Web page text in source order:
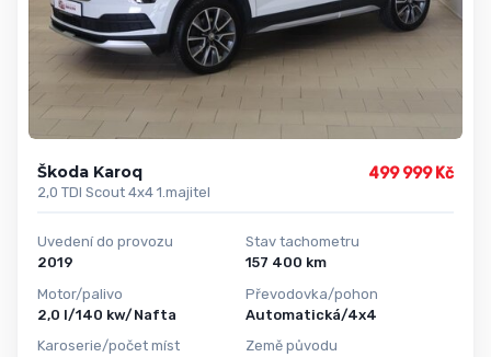
Škoda Karoq
2,0 TDI Scout 4x4 1.majitel
499 999 Kč
Uvedení do provozu
2019
Motor/palivo
2,0 l/140 kw/Nafta
Karoserie/počet míst
Stav tachometru
157 400 km
Převodovka/pohon
Automatická/4x4
Země původu